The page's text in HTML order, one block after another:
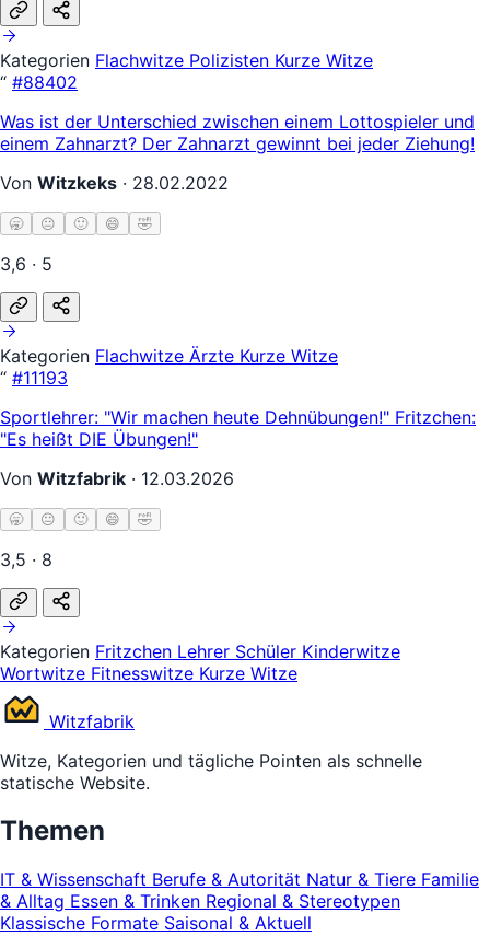
Kategorien Flachwitze Polizisten Kurze Witze
“ #88402
Was ist der Unterschied zwischen einem Lottospieler und
einem Zahnarzt? Der Zahnarzt gewinnt bei jeder Ziehung!
Von Witzkeks · 28.02.2022
🥱 😐 🙂 😄 🤣
3,6 · 5
Kategorien Flachwitze Ärzte Kurze Witze
“ #11193
Sportlehrer: "Wir machen heute Dehnübungen!" Fritzchen:
"Es heißt DIE Übungen!"
Von Witzfabrik · 12.03.2026
🥱 😐 🙂 😄 🤣
3,5 · 8
Kategorien Fritzchen Lehrer Schüler Kinderwitze
Wortwitze Fitnesswitze Kurze Witze
Witzfabrik
Witze, Kategorien und tägliche Pointen als schnelle
statische Website.
Themen
IT & Wissenschaft Berufe & Autorität Natur & Tiere Familie
& Alltag Essen & Trinken Regional & Stereotypen
Klassische Formate Saisonal & Aktuell